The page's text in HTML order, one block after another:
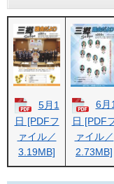
5月1
日 [PDFフ
ァイル／
3.19MB]
6月
日 [PDF
ァイル／
2.73MB]